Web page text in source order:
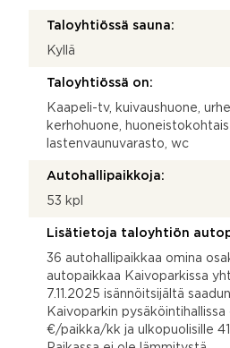
Taloyhtiössä sauna:
Kyllä
Taloyhtiössä on:
Kaapeli-tv, kuivaushuone,
kerhohuone,
lastenvaunuvarasto, wc
Autohallipaikkoja:
53 kpl
Lisätietoja taloyhtiön
36 autohallipaikkaa omina
autopaikkaa Kaivoparkissa
7.11.2025 isännöitsijältä
Kaivoparkin
€/paikka/kk ja ulkopuolisille